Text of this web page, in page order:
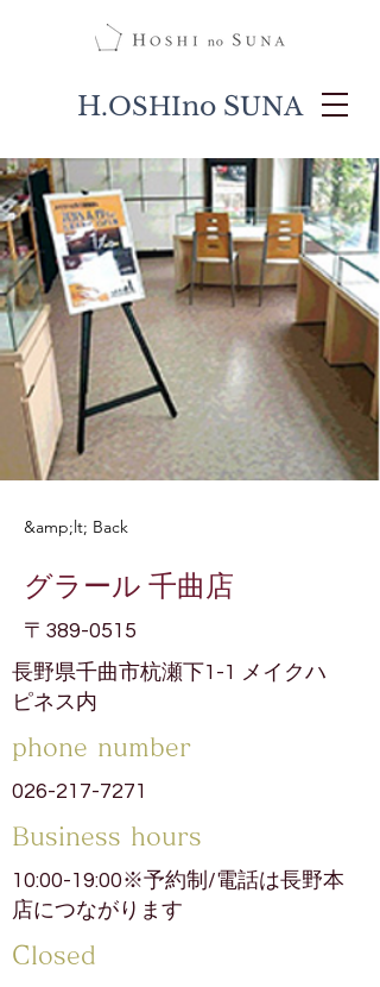
H.OSHIno SUNA
&amp;lt; Back
グラール 千曲店
〒389-0515
長野県千曲市杭瀬下1-1 メイクハ
ピネス内
phone number
026-217-7271
​Business hours
10:00-19:00※予約制/電話は長野本
店につながります
​Closed